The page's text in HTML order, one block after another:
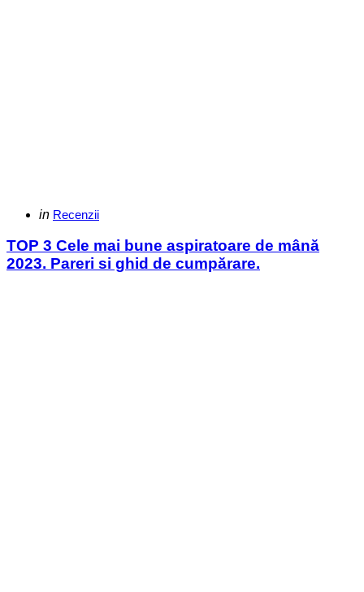
Categories
Posted
in Recenzii
TOP 3 Cele mai bune aspiratoare de mână
2023. Pareri si ghid de cumpărare.